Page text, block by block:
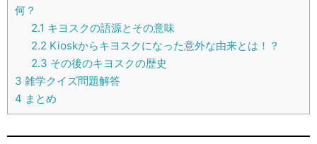
何？
2.1 キヨスクの語源とその意味
2.2 Kioskからキヨスクになった意外な由来とは！？
2.3 その後のキヨスクの歴史
3 雑学クイズ問題解答
4 まとめ